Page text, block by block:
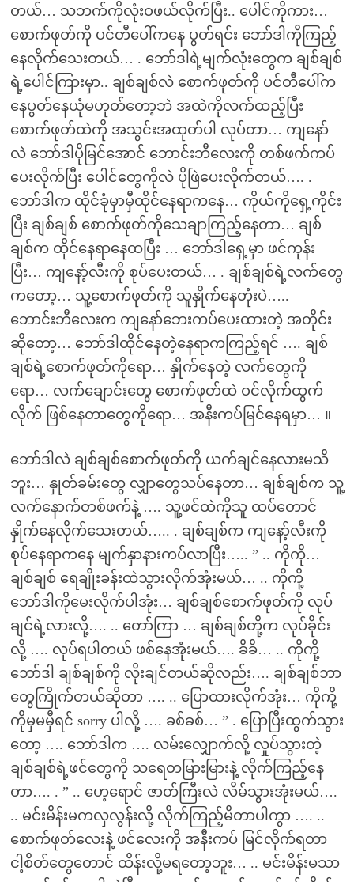
တယ်… သဘက်ကိုလုံးဝဖယ်လိုက်ပြီး.. ပေါင်ကိုကား…
စောက်ဖုတ်ကို ပင်တီပေါ်ကနေ ပွတ်ရင်း ဘော်ဒါကိုကြည့်
နေလိုက်သေးတယ်… . ဘော်ဒါရဲ့မျက်လုံးတွေက ချစ်ချစ်
ရဲ့ပေါင်ကြားမှာ.. ချစ်ချစ်လဲ စောက်ဖုတ်ကို ပင်တီပေါ်က
နေပွတ်နေယုံမဟုတ်တော့ဘဲ အထဲကိုလက်ထည့်ပြီး
စောက်ဖုတ်ထဲကို အသွင်းအထုတ်ပါ လုပ်တာ… ကျနော်
လဲ ဘော်ဒါပိုမြင်အောင် ဘောင်းဘီလေးကို တစ်ဖက်ကပ်
ပေးလိုက်ပြီး ပေါင်တွေကိုလဲ ပိုဖြဲပေးလိုက်တယ်…. .
ဘော်ဒါက ထိုင်ခုံမှာမှီထိုင်နေရာကနေ… ကိုယ်ကိုရှေ့ကိုင်း
ပြီး ချစ်ချစ် စောက်ဖုတ်ကိုသေချာကြည့်နေတာ… ချစ်
ချစ်က ထိုင်နေရာနေထပြီး … ဘော်ဒါရှေ့မှာ ဖင်ကုန်း
ပြီး… ကျနော့်လီးကို စုပ်ပေးတယ်… . ချစ်ချစ်ရဲ့လက်တွေ
ကတော့… သူ့စောက်ဖုတ်ကို သူနှိုက်နေတုံးပဲ…..
ဘောင်းဘီလေးက ကျနော်ဘေးကပ်ပေးထားတဲ့ အတိုင်း
ဆိုတော့… ဘော်ဒါထိုင်နေတဲ့နေရာကကြည့်ရင် …. ချစ်
ချစ်ရဲ့စောက်ဖုတ်ကိုရော… နှိုက်နေတဲ့ လက်တွေကို
ရော… လက်ချောင်းတွေ စောက်ဖုတ်ထဲ ဝင်လိုက်ထွက်
လိုက် ဖြစ်နေတာတွေကိုရော… အနီးကပ်မြင်နေရမှာ… ။
ဘော်ဒါလဲ ချစ်ချစ်စောက်ဖုတ်ကို ယက်ချင်နေလားမသိ
ဘူး… နှုတ်ခမ်းတွေ လျှာတွေသပ်နေတာ… ချစ်ချစ်က သူ့
လက်နောက်တစ်ဖက်နဲ့ …. သူ့ဖင်ထဲကိုသူ ထပ်တောင်
နှိုက်နေလိုက်သေးတယ်….. . ချစ်ချစ်က ကျနော့်လီးကို
စုပ်နေရာကနေ မျက်နှာနားကပ်လာပြီး….. ” .. ကိုကို…
ချစ်ချစ် ရေချိုးခန်းထဲသွားလိုက်အုံးမယ်… .. ကိုကို့
ဘော်ဒါကိုမေးလိုက်ပါအုံး… ချစ်ချစ်စောက်ဖုတ်ကို လုပ်
ချင်ရဲ့လားလို့…. .. တော်ကြာ … ချစ်ချစ်တို့က လုပ်ခိုင်း
လို့ …. လုပ်ရပါတယ် ဖစ်နေအုံးမယ်…. ခိခိ… .. ကိုကို့
ဘော်ဒါ ချစ်ချစ်ကို လိုးချင်တယ်ဆိုလည်း…. ချစ်ချစ်ဘာ
တွေကြိုက်တယ်ဆိုတာ …. .. ပြောထားလိုက်အုံး… ကိုကို့
ကိုမှမမှီရင် sorry ပါလို့ …. ခစ်ခစ်… ” . ပြောပြီးထွက်သွား
တော့ …. ဘော်ဒါက …. လမ်းလျှောက်လို့ လှုပ်သွားတဲ့
ချစ်ချစ်ရဲ့ဖင်တွေကို သရေတမြားမြားနဲ့ လိုက်ကြည့်နေ
တာ…. . ” .. ဟေ့ရောင် ဇာတ်ကြီးလဲ လိမ်သွားအုံးမယ်….
.. မင်းမိန်းမကလှလွန်းလို့ လိုက်ကြည့်မိတာပါကွာ …. ..
စောက်ဖုတ်လေးနဲ့ ဖင်လေးကို အနီးကပ် မြင်လိုက်ရတာ
ငါ့စိတ်တွေတောင် ထိန်းလို့မရတော့ဘူး… .. မင်းမိန်းမသာ